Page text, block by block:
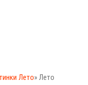
Лето» Лето